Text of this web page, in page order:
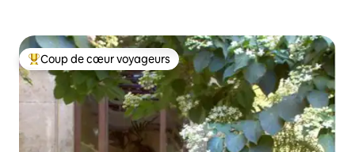
Coups de cœur voyageurs les plus appréciés
Coup de cœur voyageurs